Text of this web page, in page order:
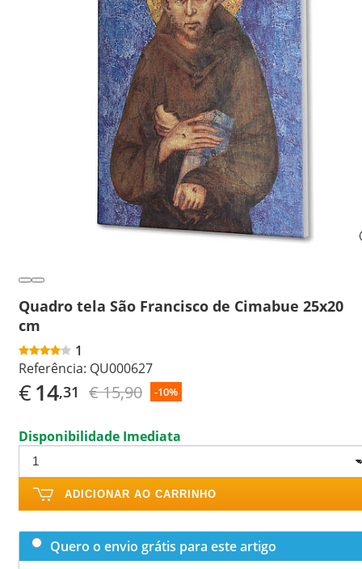
Quadro tela São Francisco de Cimabue 25x20
cm
1
Referência: QU000627
€14,31 € 15,90 -10%
Disponibilidade Imediata
ADICIONAR AO CARRINHO
Quero o envio grátis para este artigo